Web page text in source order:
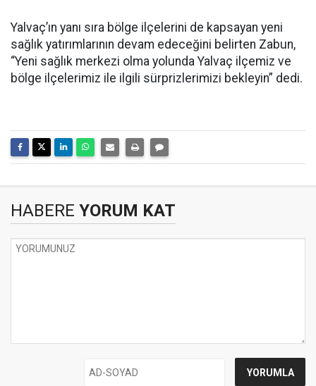
Yalvaç’ın yanı sıra bölge ilçelerini de kapsayan yeni
sağlık yatırımlarının devam edeceğini belirten Zabun,
“Yeni sağlık merkezi olma yolunda Yalvaç ilçemiz ve
bölge ilçelerimiz ile ilgili sürprizlerimizi bekleyin” dedi.
HABERE YORUM KAT